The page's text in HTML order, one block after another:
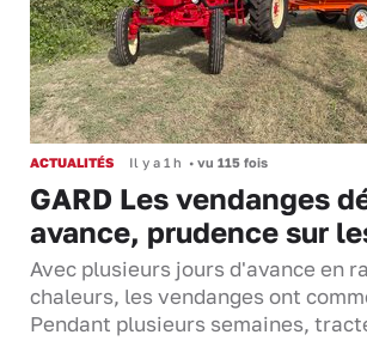
ACTUALITÉS Il y a 1 h • vu 115 fois
GARD Les vendanges
avance, prudence sur
Avec plusieurs jours d'avance en
chaleurs, les vendanges ont
Pendant plusieurs semaines,